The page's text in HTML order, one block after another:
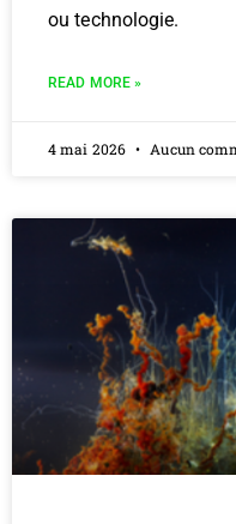
ou technologie.
READ MORE »
4 mai 2026 Aucun